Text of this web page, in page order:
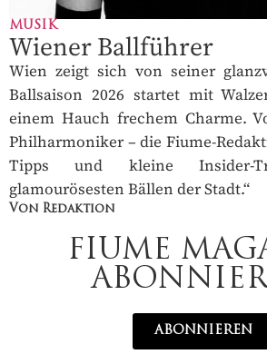
MUSIK
Wiener Ballführer
Wien zeigt sich von seiner
Ballsaison 2026 startet mit
einem Hauch frechem Charme.
Philharmoniker – die Fiume-
Tipps und kleine Insider-
glamourösesten Bällen der Stadt.“
Von Redaktion
FIUME
ABONNIEREN